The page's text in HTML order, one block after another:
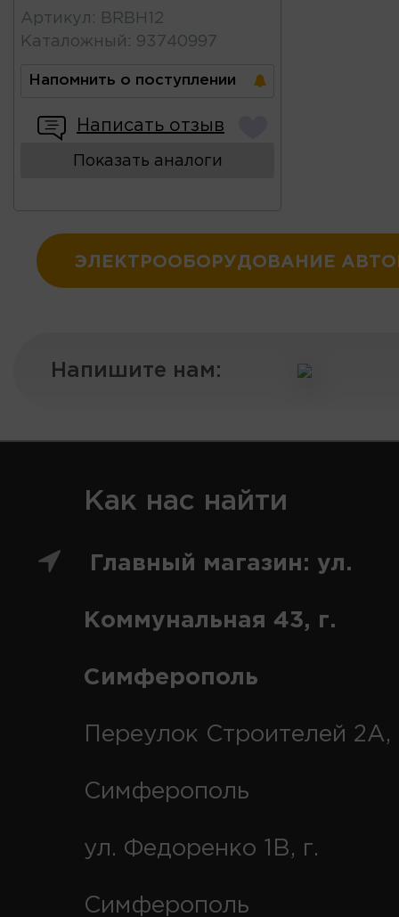
Артикул :
BRBH12
Каталожный : 93740997
Напомнить о поступлении
Написать отзыв
Показать аналоги
ЭЛЕКТРООБОРУДОВАНИЕ
Напишите нам:
Как нас найти
Главный магазин: ул.
Коммунальная 43, г.
Симферополь
Переулок Строителей 2А,
Симферополь
ул. Федоренко 1В, г.
Симферополь